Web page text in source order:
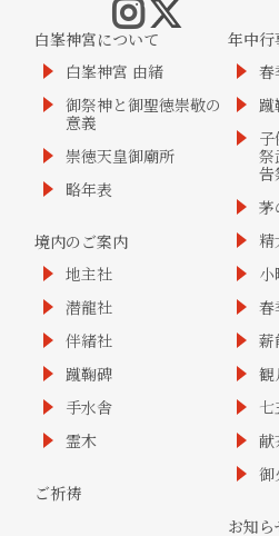
白峯神宮について
白峯神宮 由緒
御祭神と御聖徳崇敬の
意義
崇徳天皇御廟所
略年表
境内のご案内
地主社
潜龍社
伴緒社
蹴鞠碑
手水舎
霊木
ご祈祷
年中
子
祭
告
茅
精
小
薪
観
献
御
お知ら